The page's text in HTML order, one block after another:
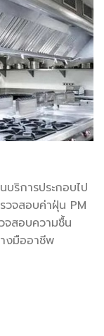
ริการประกอบไป
จสอบค่าฝุ่น PM
จสอบความชื้น
งมืออาชีพ